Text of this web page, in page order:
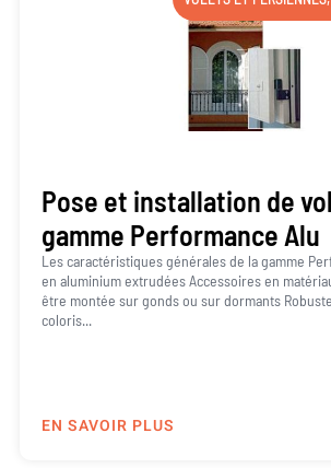
Pose et installation de
gamme Performance Alu
Les caractéristiques générales de la gamme
en aluminium extrudées Accessoires en
être montée sur gonds ou sur dormants
coloris...
EN SAVOIR PLUS